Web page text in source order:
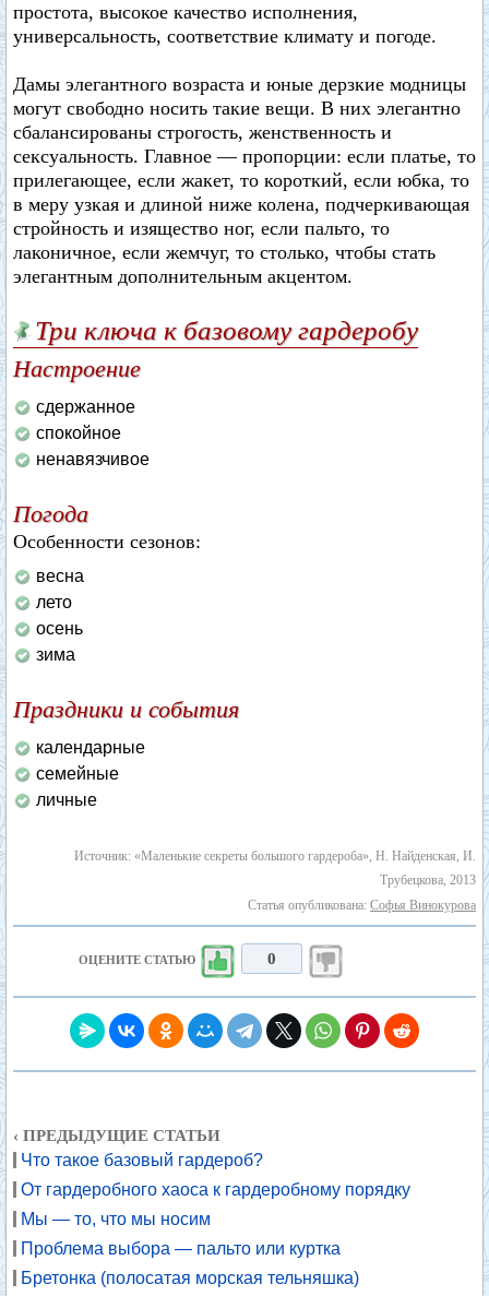
простота, высокое качество исполнения,
универсальность, соответствие климату и погоде.
Дамы элегантного возраста и юные дерзкие модницы
могут свободно носить такие вещи. В них элегантно
сбалансированы строгость, женственность и
сексуальность. Главное — пропорции: если платье, то
прилегающее, если жакет, то короткий, если юбка, то
в меру узкая и длиной ниже колена, подчеркивающая
стройность и изящество ног, если пальто, то
лаконичное, если жемчуг, то столько, чтобы стать
элегантным дополнительным акцентом.
Три ключа к базовому гардеробу
Настроение
сдержанное
спокойное
ненавязчивое
Погода
Особенности сезонов:
весна
лето
осень
зима
Праздники и события
календарные
семейные
личные
Источник: «Маленькие секреты большого гардероба», Н. Найденская, И.
Трубецкова, 2013
Статья опубликована: Софья Винокурова
ОЦЕНИТЕ СТАТЬЮ 0
‹ ПРЕДЫДУЩИЕ СТАТЬИ
Что такое базовый гардероб?
От гардеробного хаоса к гардеробному порядку
Мы — то, что мы носим
Проблема выбора — пальто или куртка
Бретонка (полосатая морская тельняшка)